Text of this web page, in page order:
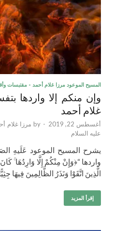
المسيح الموعود مرزا غلام أحمد - مقتبسات
وإن منكم إلا واردها
غلام أحمد
أغسطس 22, 2019 -
by مرزا غلام
عليه السلام
يشرح المسيح الموعود عَلَيهِ
واردها “﴿وَإِنْ مِنْكُمْ إِلَّا وَارِدُهَا
الَّذِينَ اتَّقَوْا وَنَذَرُ الظَّالِمِينَ فِيهَا
إقرأ المزيد